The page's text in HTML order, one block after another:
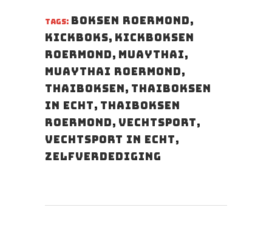
TAGS: Boksen Roermond,
Kickboks, Kickboksen
Roermond, muaythai,
Muaythai Roermond,
thaiboksen, thaiboksen
in echt, Thaiboksen
Roermond, vechtsport,
vechtsport in echt,
Zelfverdediging